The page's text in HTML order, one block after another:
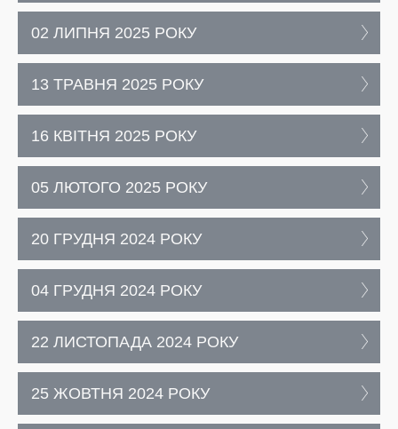
02 ЛИПНЯ 2025 РОКУ
13 ТРАВНЯ 2025 РОКУ
16 КВІТНЯ 2025 РОКУ
05 ЛЮТОГО 2025 РОКУ
20 ГРУДНЯ 2024 РОКУ
04 ГРУДНЯ 2024 РОКУ
22 ЛИСТОПАДА 2024 РОКУ
25 ЖОВТНЯ 2024 РОКУ